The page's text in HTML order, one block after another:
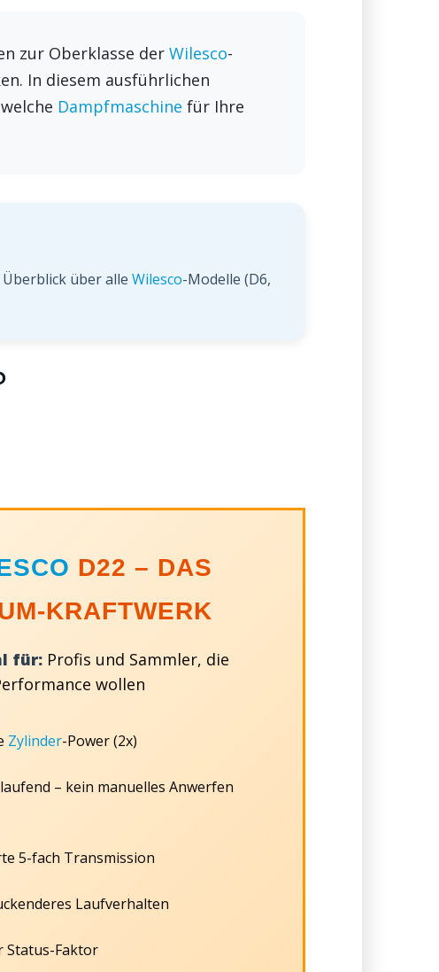
zur Oberklasse der Wilesco-
In diesem ausführlichen
Dampfmaschine für Ihre
über alle Wilesco-Modelle (D6,
D22 – DAS
KRAFTWERK
für: Profis und Sammler, die
wollen
Zylinder-Power (2x)
– kein manuelles Anwerfen
5-fach Transmission
Laufverhalten
Status-Faktor